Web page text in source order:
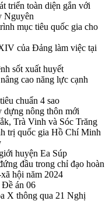
triển toàn diện gắn với
Nguyên
mục tiêu quốc gia cho
của Đảng làm việc tại
sốt xuất huyết
cao năng lực cạnh
chuẩn 4 sao
nông thôn mới
Trà Vinh và Sóc Trăng
trị quốc gia Hồ Chí Minh
huyện Ea Súp
đầu trong chỉ đạo hoàn
hội năm 2024
Đề án 06
X thông qua 21 Nghị